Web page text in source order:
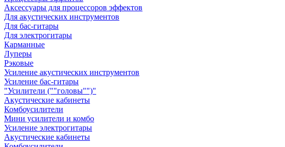
Аксессуары для процессоров эффектов
Для акустических инструментов
Для бас-гитары
Для электрогитары
Карманные
Луперы
Рэковые
Усиление акустических инструментов
Усиление бас-гитары
"Усилители (""головы"")"
Акустические кабинеты
Комбоусилители
Мини усилители и комбо
Усиление электрогитары
Акустические кабинеты